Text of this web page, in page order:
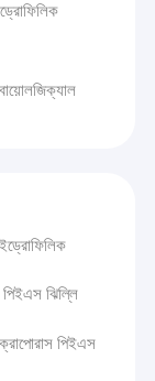
পিইএস ঝিল্লি
পিইএস